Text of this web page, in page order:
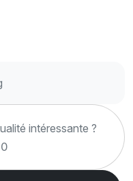
intéressante ?
0